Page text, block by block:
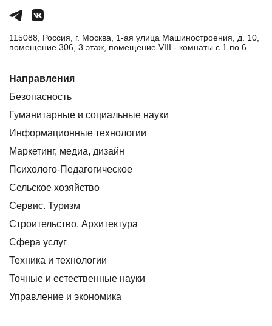
115088, Россия, г. Москва, 1-ая улица Машиностроения, д. 10,
помещение 306, 3 этаж, помещение VIII - комнаты с 1 по 6
Направления
Безопасность
Гуманитарные и социальные науки
Информационные технологии
Маркетинг, медиа, дизайн
Психолого-Педагогическое
Сельское хозяйство
Сервис. Туризм
Строительство. Архитектура
Сфера услуг
Техника и технологии
Точные и естественные науки
Управление и экономика